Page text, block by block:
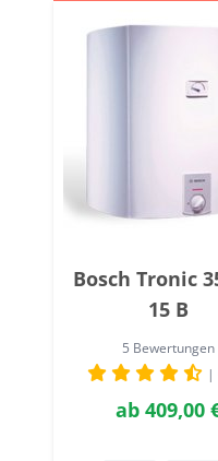
Bosch Tronic
15 B
5 Bewertungen
|
ab409,00